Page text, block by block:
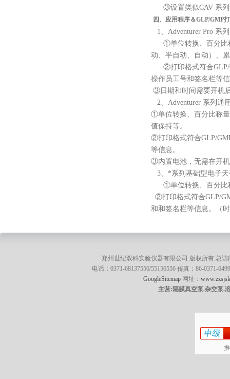
③设置类似CAV 系列
四、应用程序＆GLP/GMP
1、Adventurer Pro 系
①单位转换、百分比
动、半自动、自动）、
②打印格式符合GLP/
操作员工号和签名栏等
③日期和时间需要开机
2、Adventurer 系列通
①单位转换、百分比称
值保持等。
②打印格式符合GLP/
等信息。
③内置电池，无需在开
3、 *系列基础型电子
①单位转换、百分比
②打印格式符合GLP/
和和签名栏等信息。（
郑州世纪双科实验仪器有限公司 版权所有 总访
电话：0371-68137556/55156556 传真：86-0371-
GoogleSitemap 网址：
主营:隔膜真空泵.杂交泵.